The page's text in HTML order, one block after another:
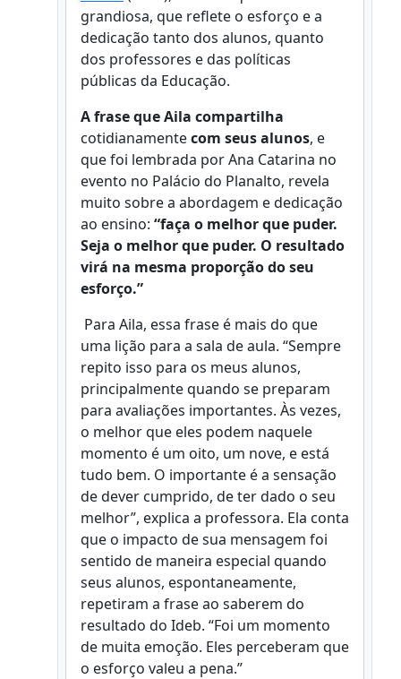
grandiosa, que reflete o esforço e a
dedicação tanto dos alunos, quanto
dos professores e das políticas
públicas da Educação.
A frase que Aila compartilha
cotidianamentecom seus alunos, e
que foi lembrada por Ana Catarina no
evento no Palácio do Planalto, revela
muito sobre a abordagem e dedicação
ao ensino: “faça o melhor que puder.
Seja o melhor que puder. O resultado
virá na mesma proporção do seu
esforço.”
Para Aila, essa frase é mais do que
uma lição para a sala de aula. “Sempre
repito isso para os meus alunos,
principalmente quando se preparam
para avaliações importantes. Às vezes,
o melhor que eles podem naquele
momento é um oito, um nove, e está
tudo bem. O importante é a sensação
de dever cumprido, de ter dado o seu
melhor”, explica a professora. Ela conta
que o impacto de sua mensagem foi
sentido de maneira especial quando
seus alunos, espontaneamente,
repetiram a frase ao saberem do
resultado do Ideb. “Foi um momento
de muita emoção. Eles perceberam que
o esforço valeu a pena.”